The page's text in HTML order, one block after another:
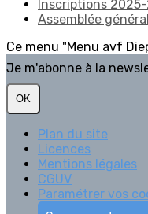
Inscriptions
Assemblée
Ce menu "Menu avf
Je m'abonne à la
OK
Plan du site
Licences
Mentions légales
CGUV
Paramétrer vos